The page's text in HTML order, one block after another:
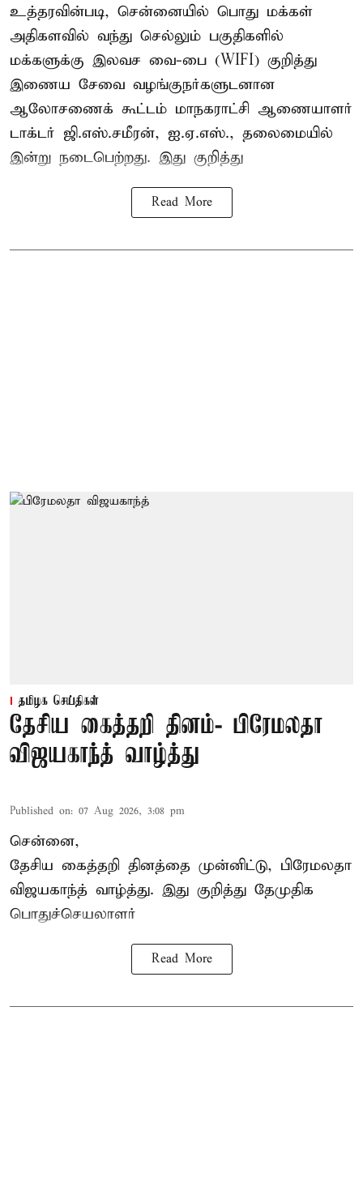
உத்தரவின்படி, சென்னையில் பொது மக்கள்
அதிகளவில் வந்து செல்லும் பகுதிகளில்
மக்களுக்கு இலவச வை-பை (WIFI) குறித்து
இணைய சேவை வழங்குநர்களுடனான
ஆலோசணைக் கூட்டம் மாநகராட்சி ஆணையாளர்
டாக்டர் ஜி.எஸ்.சமீரன், ஐ.ஏ.எஸ்., தலைமையில்
இன்று நடைபெற்றது. இது குறித்து
Read More
தமிழக செய்திகள்
தேசிய கைத்தறி தினம்- பிரேமலதா
விஜயகாந்த் வாழ்த்து
Published on: 07 Aug 2026, 3:08 pm
சென்னை,
தேசிய கைத்தறி தினத்தை முன்னிட்டு, பிரேமலதா
விஜயகாந்த் வாழ்த்து. இது குறித்து தேமுதிக
பொதுச்செயலாளர்
Read More